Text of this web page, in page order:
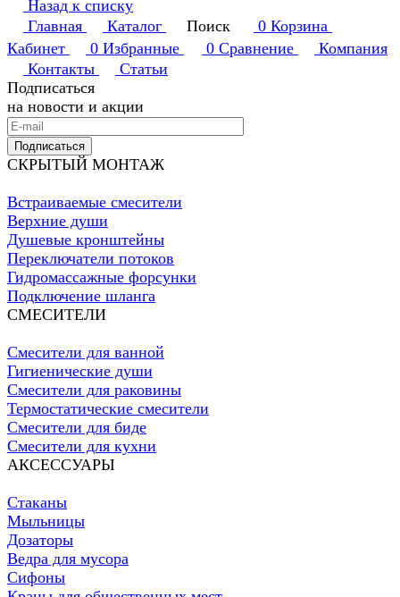
Назад к списку
Главная
Каталог Поиск 0 Корзина
Кабинет
0 Избранные 0 Сравнение
Компания
Контакты
Статьи
Подписаться
на новости и акции
Подписаться
СКРЫТЫЙ МОНТАЖ
Встраиваемые смесители
Верхние души
Душевые кронштейны
Переключатели потоков
Гидромассажные форсунки
Подключение шланга
СМЕСИТЕЛИ
Смесители для ванной
Гигиенические души
Смесители для раковины
Термостатические смесители
Смесители для биде
Смесители для кухни
АКСЕССУАРЫ
Стаканы
Мыльницы
Дозаторы
Ведра для мусора
Сифоны